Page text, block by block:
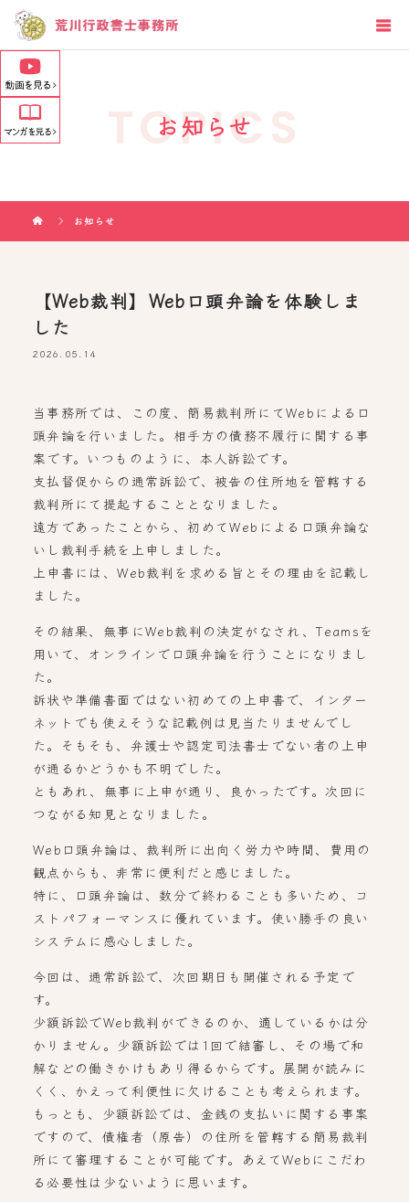
お知らせ
TOPICS
お知らせ
【Web裁判】Web口頭弁論を体験しま
した
2026.05.14
当事務所では、この度、簡易裁判所にてWebによる口
頭弁論を行いました。相手方の債務不履行に関する事
案です。いつものように、本人訴訟です。
支払督促からの通常訴訟で、被告の住所地を管轄する
裁判所にて提起することとなりました。
遠方であったことから、初めてWebによる口頭弁論な
いし裁判手続を上申しました。
上申書には、Web裁判を求める旨とその理由を記載し
ました。
その結果、無事にWeb裁判の決定がなされ、Teamsを
用いて、オンラインで口頭弁論を行うことになりまし
た。
訴状や準備書面ではない初めての上申書で、インター
ネットでも使えそうな記載例は見当たりませんでし
た。そもそも、弁護士や認定司法書士でない者の上申
が通るかどうかも不明でした。
ともあれ、無事に上申が通り、良かったです。次回に
つながる知見となりました。
Web口頭弁論は、裁判所に出向く労力や時間、費用の
観点からも、非常に便利だと感じました。
特に、口頭弁論は、数分で終わることも多いため、コ
ストパフォーマンスに優れています。使い勝手の良い
システムに感心しました。
今回は、通常訴訟で、次回期日も開催される予定で
す。
少額訴訟でWeb裁判ができるのか、適しているかは分
かりません。少額訴訟では1回で結審し、その場で和
解などの働きかけもあり得るからです。展開が読みに
くく、かえって利便性に欠けることも考えられます。
もっとも、少額訴訟では、金銭の支払いに関する事案
ですので、債権者（原告）の住所を管轄する簡易裁判
所にて審理することが可能です。あえてWebにこだわ
る必要性は少ないように思います。